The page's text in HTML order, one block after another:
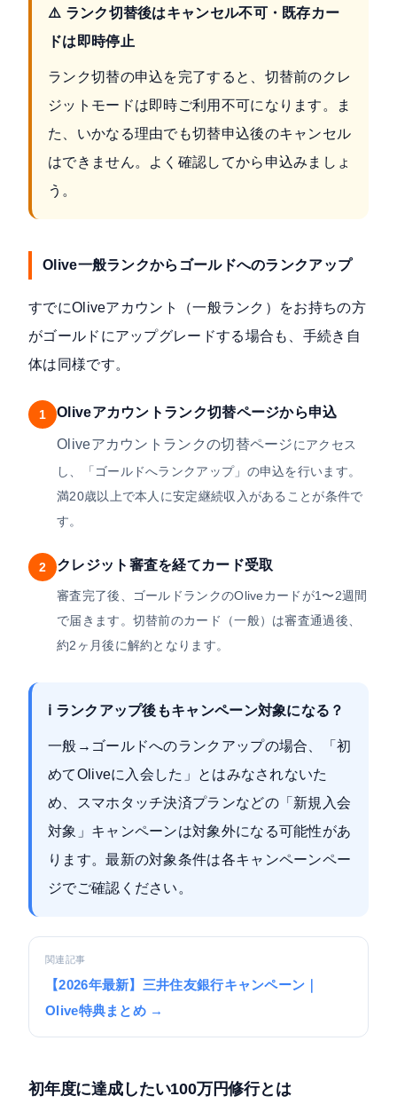
⚠️ ランク切替後はキャンセル不可・既存カー
ドは即時停止
ランク切替の申込を完了すると、切替前のクレ
ジットモードは即時ご利用不可になります。ま
た、いかなる理由でも切替申込後のキャンセル
はできません。よく確認してから申込みましょ
う。
Olive一般ランクからゴールドへのランクアップ
すでにOliveアカウント（一般ランク）をお持ちの方
がゴールドにアップグレードする場合も、手続き自
体は同様です。
1 Oliveアカウントランク切替ページから申込
Oliveアカウントランクの切替ページにアクセス
し、「ゴールドへランクアップ」の申込を行います。
満20歳以上で本人に安定継続収入があることが条件で
す。
2 クレジット審査を経てカード受取
審査完了後、ゴールドランクのOliveカードが1〜2週間
で届きます。切替前のカード（一般）は審査通過後、
約2ヶ月後に解約となります。
ℹ️ ランクアップ後もキャンペーン対象になる？
一般→ゴールドへのランクアップの場合、「初
めてOliveに入会した」とはみなされないた
め、スマホタッチ決済プランなどの「新規入会
対象」キャンペーンは対象外になる可能性があ
ります。最新の対象条件は各キャンペーンペー
ジでご確認ください。
関連記事
【2026年最新】三井住友銀行キャンペーン｜
Olive特典まとめ →
初年度に達成したい100万円修行とは